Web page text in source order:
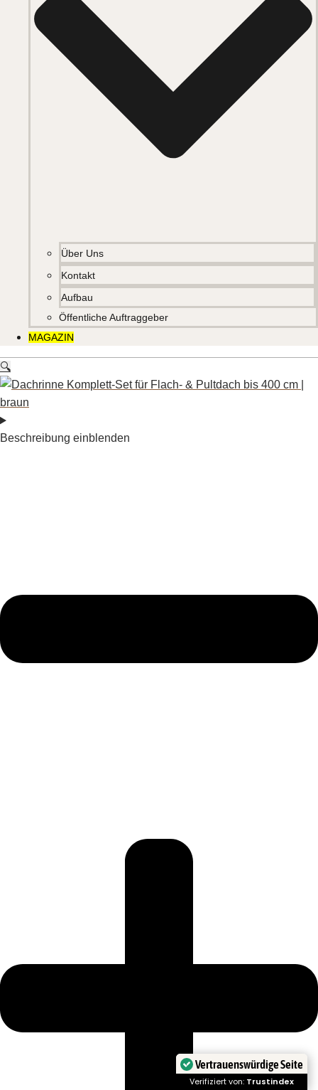
Über Uns
Kontakt
Aufbau
Öffentliche Auftraggeber
MAGAZIN
🔍
Beschreibung einblenden
Vertrauenswürdige Seite
Verifiziert von: Trustindex